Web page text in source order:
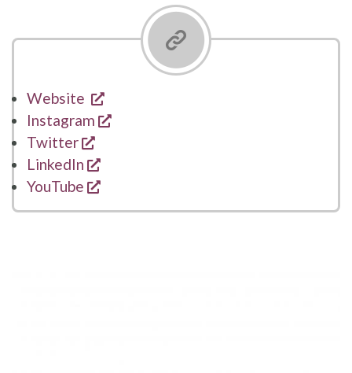
Website
opent een nieuw venster
Instagram
opent een nieuw venster
Twitter
opent een nieuw venster
LinkedIn
opent een nieuw venster
YouTube
opent een nieuw venster